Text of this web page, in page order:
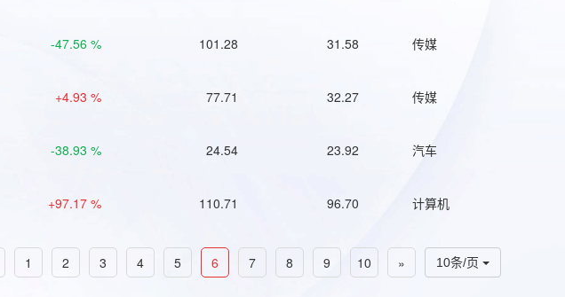
-47.56 % 101.28 31.58 传媒
+4.93 % 77.71 32.27 传媒
-38.93 % 24.54 23.92 汽车
+97.17 % 110.71 96.70 计算机
10条/页
1 2 3 4 5 6 7 8 9 10 »